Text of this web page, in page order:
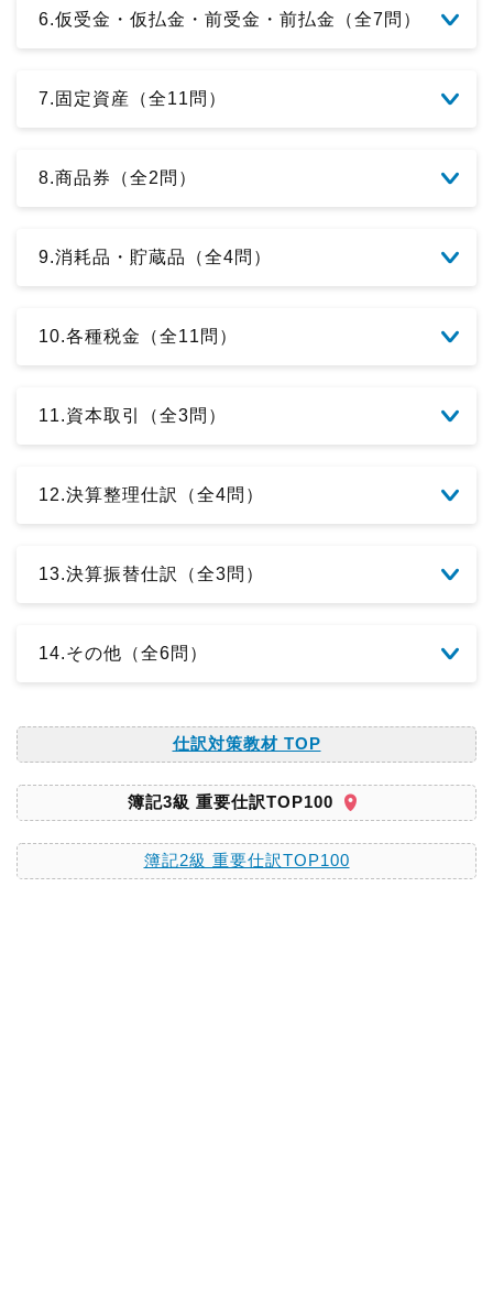
6.仮受金・仮払金・前受金・前払金（全7問）
7.固定資産（全11問）
8.商品券（全2問）
9.消耗品・貯蔵品（全4問）
10.各種税金（全11問）
11.資本取引（全3問）
12.決算整理仕訳（全4問）
13.決算振替仕訳（全3問）
14.その他（全6問）
仕訳対策教材 TOP
簿記3級 重要仕訳TOP100
簿記2級 重要仕訳TOP100